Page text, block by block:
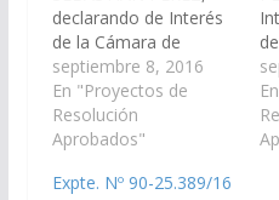
declarando de Interés
de la Cámara de
Senadores, el "XI
Encuentro Regional y V
Nacional de Folclore
de Jubilados y
celebrarse los días 29 y
septiembre 8, 2016
En "Proyectos de
Resolución
Aprobados"
Expte. Nº 90-25.389/16